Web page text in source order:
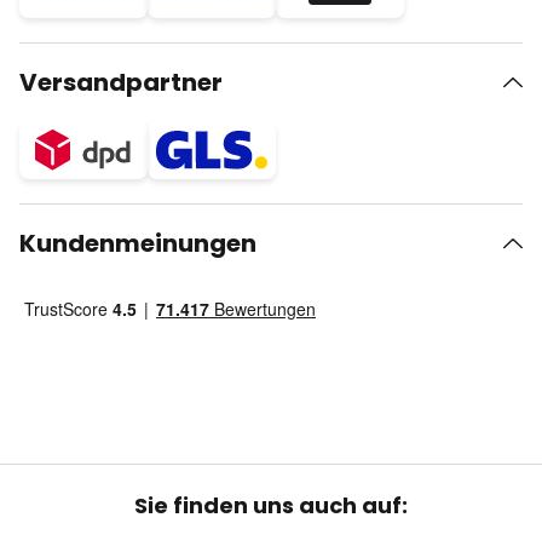
Versandpartner
Kundenmeinungen
Sie finden uns auch auf: